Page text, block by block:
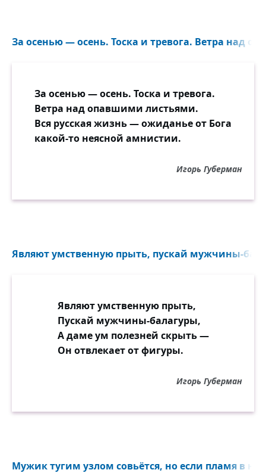
За осенью — осень. Тоска и тревога. Ветра над
За осенью — осень. Тоска и тревога.
Ветра над опавшими листьями.
Вся русская жизнь — ожиданье от Бога
какой-то неясной амнистии.
Игорь Губерман
Являют умственную прыть, пускай мужчины-
Являют умственную прыть,
Пускай мужчины-балагуры,
А даме ум полезней скрыть —
Он отвлекает от фигуры.
Игорь Губерман
Мужик тугим узлом совьётся, но если пламя в